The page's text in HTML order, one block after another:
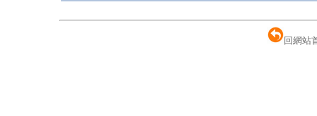
回網站